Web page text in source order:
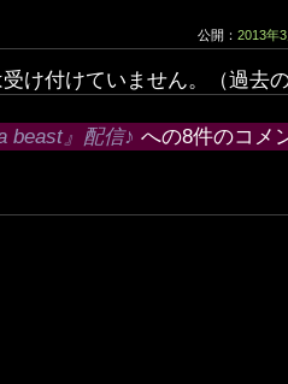
公開： 2013年
け付けていません。（過去
beast』配信♪ への8件のコメ